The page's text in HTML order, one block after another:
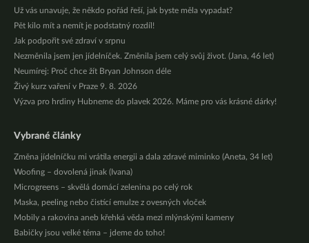
Už vás unavuje, že někdo pořád řeší, jak byste měla vypadat?
Pět kilo mít a nemít je podstatný rozdíl!
Jak podpořit své zdraví v srpnu
Nezměnila jsem jen jídelníček. Změnila jsem celý svůj život. (Jana, 46 let)
Neumírej: Proč chce žít Bryan Johnson déle
Živý kurz vaření v Praze 9. 8. 2026
Výzva pro hrdiny Hubneme do plavek 2026. Máme pro vás krásné dárky!
Vybrané články
Změna jídelníčku mi vrátila energii a dala zdravé miminko (Aneta, 34 let)
Woofing – dovolená jinak (Ivana)
Microgreens – skvělá domácí zelenina po celý rok
Maska, peeling nebo čistící emulze z ovesných vloček
Mobily a rakovina aneb křehká věda mezi mlýnskými kameny
Babičky jsou velké téma – jdeme do toho!